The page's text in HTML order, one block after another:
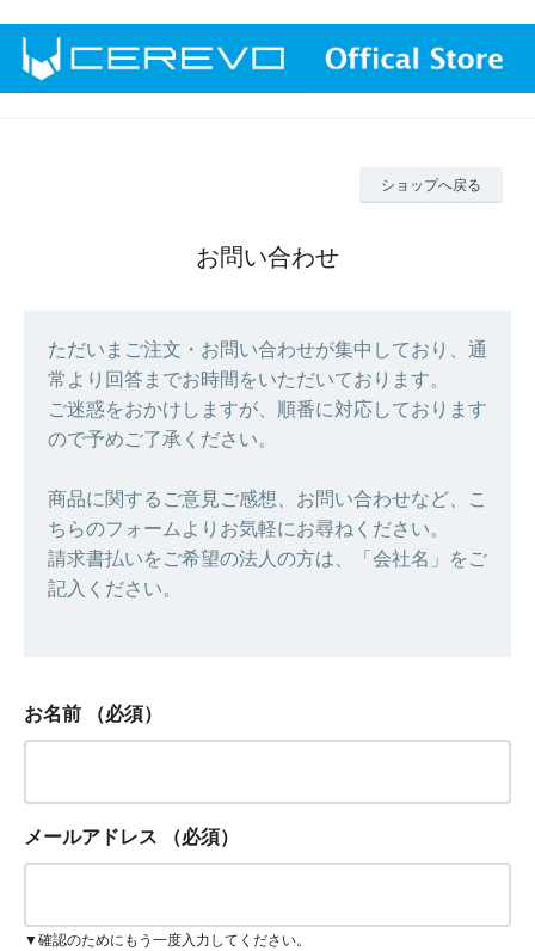
ショップへ戻る
お問い合わせ
ただいまご注文・お問い合わせが集中しており、通
常より回答までお時間をいただいております。
ご迷惑をおかけしますが、順番に対応しております
ので予めご了承ください。
商品に関するご意見ご感想、お問い合わせなど、こ
ちらのフォームよりお気軽にお尋ねください。
請求書払いをご希望の法人の方は、「会社名」をご
記入ください。
お名前 （必須）
メールアドレス （必須）
▼確認のためにもう一度入力してください。